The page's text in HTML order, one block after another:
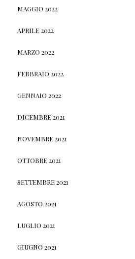
MAGGIO 2022
APRILE 2022
MARZO 2022
FEBBRAIO 2022
GENNAIO 2022
DICEMBRE 2021
NOVEMBRE 2021
OTTOBRE 2021
SETTEMBRE 2021
AGOSTO 2021
LUGLIO 2021
GIUGNO 2021